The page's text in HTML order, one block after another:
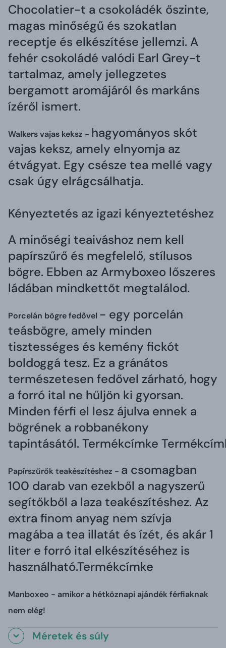
Chocolatier-t a csokoládék őszinte,
magas minőségű és szokatlan
receptje és elkészítése jellemzi. A
fehér csokoládé valódi Earl Grey-t
tartalmaz, amely jellegzetes
bergamott aromájáról és markáns
ízéről ismert.
Walkers vajas keksz - hagyományos skót
vajas keksz, amely elnyomja az
étvágyat. Egy csésze tea mellé vagy
csak úgy elrágcsálhatja.
Kényeztetés az igazi kényeztetéshez
A minőségi teaiváshoz nem kell
papírszűrő és megfelelő, stílusos
bögre. Ebben az Armyboxeo lőszeres
ládában mindkettőt megtalálod.
Porcelán bögre fedővel - egy porcelán
teásbögre, amely minden
tisztességes és kemény fickót
boldoggá tesz. Ez a gránátos
természetesen fedővel zárható, hogy
a forró ital ne hűljön ki gyorsan.
Minden férfi el lesz ájulva ennek a
bögrének a robbanékony
tapintásától. Termékcímke
Papírszűrők teakészítéshez - a csomagban
100 darab van ezekből a nagyszerű
segítőkből a laza teakészítéshez. Az
extra finom anyag nem szívja
magába a tea illatát és ízét, és akár 1
liter e forró ital elkészítéséhez is
használható.Termékcímke
Manboxeo - amikor a hétköznapi ajándék férfiaknak
nem elég!
Méretek és súly